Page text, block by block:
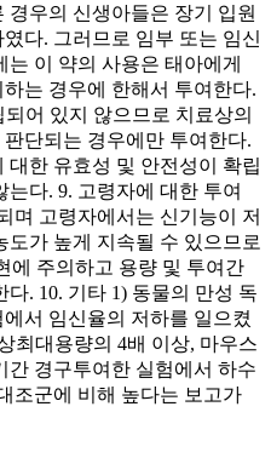
우의 신생아들은 장기 입원
다. 그러므로 임부 또는 임신
이 약의 사용은 태아에게
는 경우에 한해서 투여한다.
어 있지 않으므로 치료상의
단되는 경우에만 투여한다.
대한 유효성 및 안전성이 확립
다. 9. 고령자에 대한 투여
며 고령자에서는 신기능이 저
가 높게 지속될 수 있으므로
에 주의하고 용량 및 투여간
. 10. 기타 1) 동물의 만성 독
서 임신율의 저하를 일으켰
최대용량의 4배 이상, 마우스
간 경구투여한 실험에서 하수
조군에 비해 높다는 보고가